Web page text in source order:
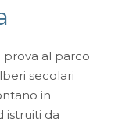
prova al parco
secolari
in
istruiti da